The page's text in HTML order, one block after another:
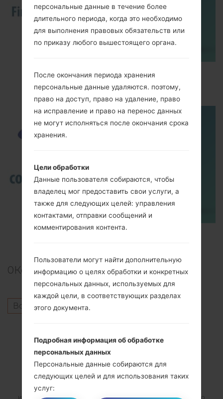
How to Flash Stock Firmware on Samsung
Smartphone using Odin?
TOP 5 SECRET CODES for Samsung
0Комментарии
Войдитечтобы оставить комментарий.
ПОДПИСАТЬСЯ
Подпишитесь на наш список рассылки и получите
интересные материалы и обновления на электронную
персональные данные в течение более
длительного периода, когда это необходимо
для выполнения правовых обязательств или
по приказу любого вышестоящего органа.
После окончания периода хранения
персональные данные удаляются. поэтому,
право на доступ, право на удаление, право
на исправление и право на перенос данных
не могут исполняться после окончания срока
хранения.
Цели обработки
Данные пользователя собираются, чтобы
владелец мог предоставить свои услуги, а
также для следующих целей: управления
контактами, отправки сообщений и
комментирования контента.
Пользователи могут найти дополнительную
информацию о целях обработки и конкретных
персональных данных, используемых для
каждой цели, в соответствующих разделах
этого документа.
Подробная информация об обработке
персональных данных
Персональные данные собираются для
следующих целей и для использования таких
услуг: